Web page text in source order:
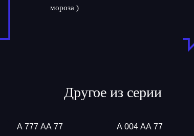
мороза )
Другое из серии
А 777 АА 77 А 004 АА 77